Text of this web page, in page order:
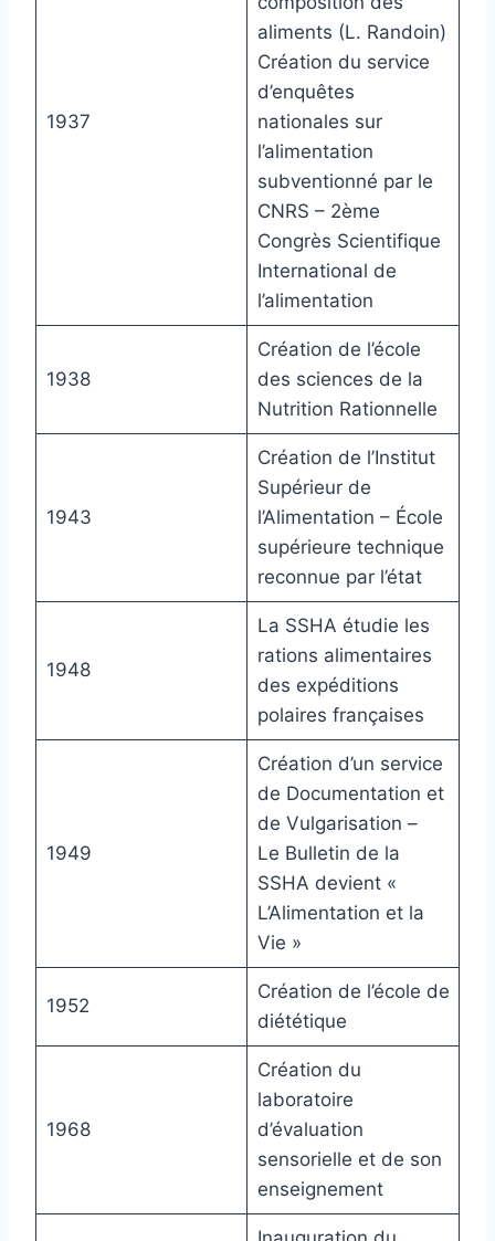
1937
aliments (L. Randoin)
Création du service
d’enquêtes
nationales sur
l’alimentation
subventionné par le
CNRS – 2ème
Congrès Scientifique
International de
l’alimentation
1938
Création de l’école
des sciences de la
Nutrition Rationnelle
1943
Création de l’Institut
Supérieur de
l’Alimentation – École
supérieure technique
reconnue par l’état
1948
La SSHA étudie les
rations alimentaires
des expéditions
polaires françaises
1949
Création d’un service
de Documentation et
de Vulgarisation –
Le Bulletin de la
SSHA devient «
L’Alimentation et la
Vie »
1952
Création de l’école de
diététique
1968
Création du
laboratoire
d’évaluation
sensorielle et de son
enseignement